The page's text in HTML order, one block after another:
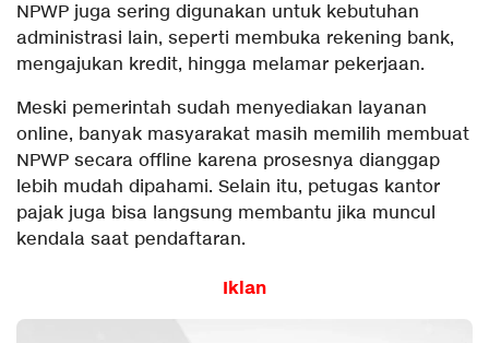
NPWP juga sering digunakan untuk kebutuhan
administrasi lain, seperti membuka rekening bank,
mengajukan kredit, hingga melamar pekerjaan.
Meski pemerintah sudah menyediakan layanan
online, banyak masyarakat masih memilih membuat
NPWP secara offline karena prosesnya dianggap
lebih mudah dipahami. Selain itu, petugas kantor
pajak juga bisa langsung membantu jika muncul
kendala saat pendaftaran.
Iklan